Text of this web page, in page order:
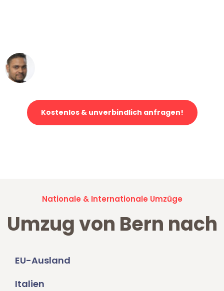
Kostenlos & unverbindlich anfragen!
Nationale & Internationale Umzüge
Umzug von Bern nach
EU-Ausland
Italien